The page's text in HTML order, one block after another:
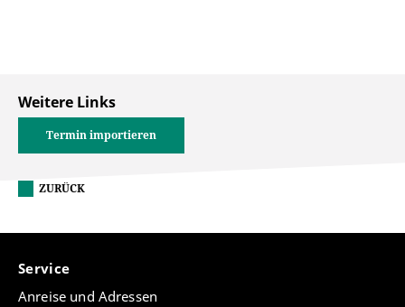
Weitere Links
Termin importieren
ZURÜCK
Service
Anreise und Adressen